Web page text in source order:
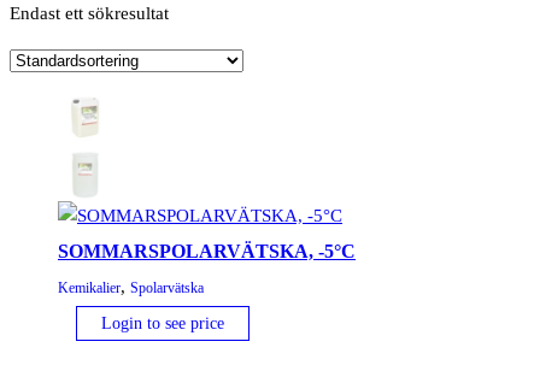
Endast ett sökresultat
SOMMARSPOLARVÄTSKA, -5°C
Kemikalier, Spolarvätska
Login to see price